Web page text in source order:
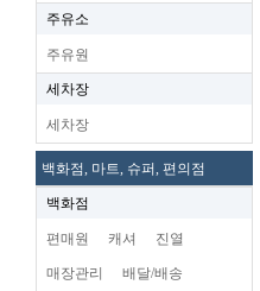
주유소
주유원
세차장
세차장
백화점, 마트, 슈퍼, 편의점
백화점
편매원 캐셔 진열
매장관리 배달/배송